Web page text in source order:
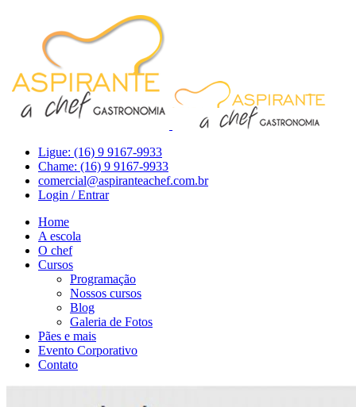
Ligue: (16) 9 9167-9933
Chame: (16) 9 9167-9933
comercial@aspiranteachef.com.br
Login / Entrar
Home
A escola
O chef
Cursos
Programação
Nossos cursos
Blog
Galeria de Fotos
Pães e mais
Evento Corporativo
Contato